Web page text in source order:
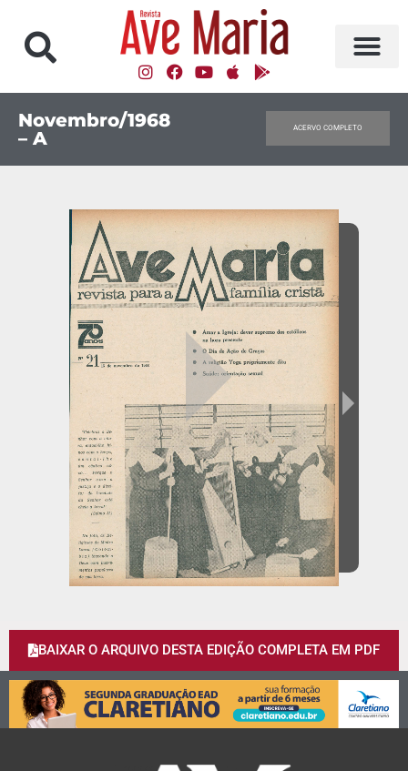
Novembro/1968
– A
ACERVO COMPLETO
BAIXAR O ARQUIVO DESTA EDIÇÃO COMPLETA EM PDF